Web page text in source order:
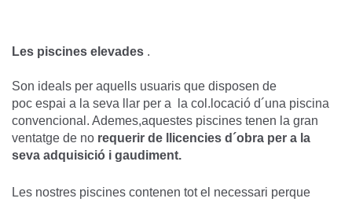
Les piscines elevades .
Son ideals per aquells usuaris que disposen de
poc espai a la seva llar per a la col.locació d´una piscina
convencional. Ademes,aquestes piscines tenen la gran
ventatge de no requerir de
llicencies d´obra per a la
seva adquisició i gaudiment.
Les nostres piscines contenen tot el necessari perque